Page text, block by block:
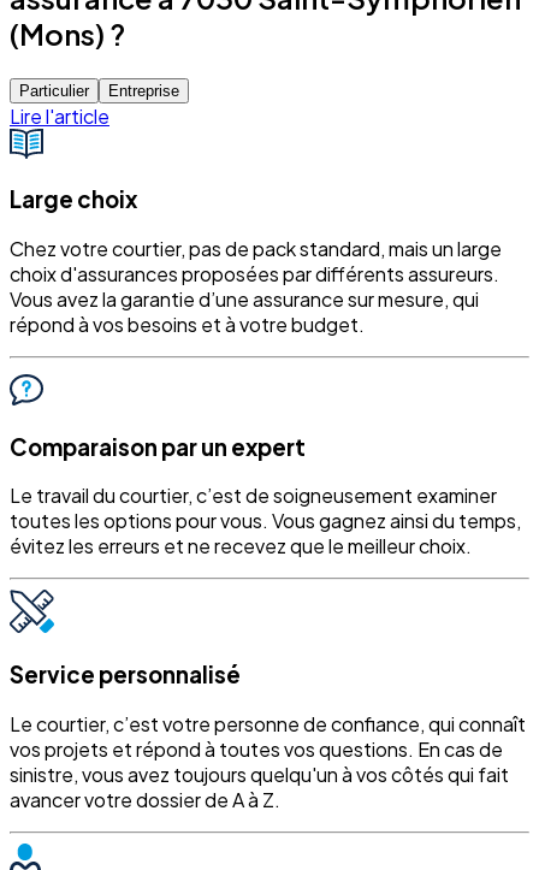
(Mons) ?
Particulier Entreprise
Lire l'article
Large choix
Chez votre courtier, pas de pack standard, mais un large
choix d'assurances proposées par différents assureurs.
Vous avez la garantie d’une assurance sur mesure, qui
répond à vos besoins et à votre budget.
Comparaison par un expert
Le travail du courtier, c’est de soigneusement examiner
toutes les options pour vous. Vous gagnez ainsi du temps,
évitez les erreurs et ne recevez que le meilleur choix.
Service personnalisé
Le courtier, c’est votre personne de confiance, qui connaît
vos projets et répond à toutes vos questions. En cas de
sinistre, vous avez toujours quelqu'un à vos côtés qui fait
avancer votre dossier de A à Z.